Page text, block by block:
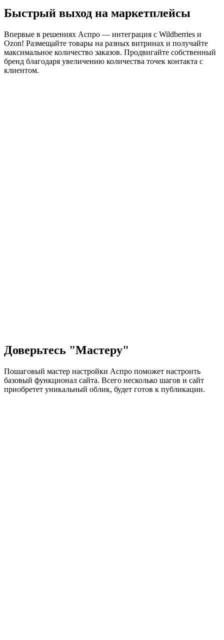
Быстрый выход на маркетплейсы
Впервые в решениях Аспро — интеграция с Wildberries и
Ozon! Размещайте товары на разных витринах и получайте
максимальное количество заказов. Продвигайте собственный
бренд благодаря увеличению количества точек контакта с
клиентом.
Доверьтесь "Мастеру"
Пошаговый мастер настройки Аспро поможет настроить
базовый функционал сайта. Всего несколько шагов и сайт
приобретет уникальный облик, будет готов к публикации.